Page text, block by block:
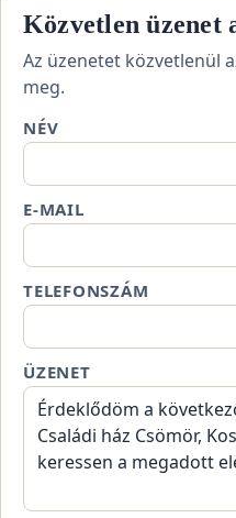
Közvetlen üzenet
Az üzenetet közvetlenül
meg.
NÉV
E-MAIL
TELEFONSZÁM
ÜZENET